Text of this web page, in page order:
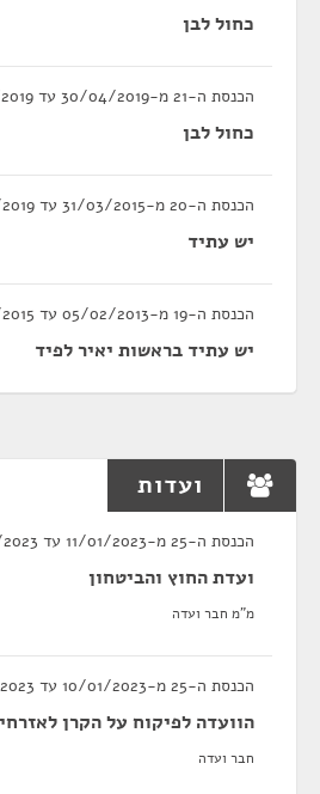
כחול לבן
הכנסת ה-21 מ-30/04/2019 עד 03/10/2019
כחול לבן
הכנסת ה-20 מ-31/03/2015 עד 30/04/2019
יש עתיד
הכנסת ה-19 מ-05/02/2013 עד 31/03/2015
יש עתיד בראשות יאיר לפיד
ועדות
הכנסת ה-25 מ-11/01/2023 עד 01/02/2023
ועדת החוץ והביטחון
מ"מ חבר ועדה
הכנסת ה-25 מ-10/01/2023 עד 01/02/2023
הוועדה לפיקוח על הקרן
חבר ועדה